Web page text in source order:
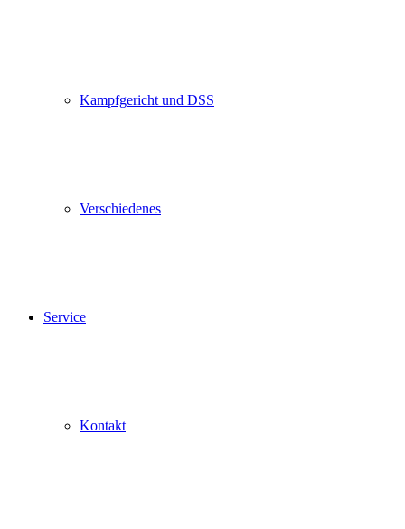
Kampfgericht und DSS
Verschiedenes
Service
Kontakt